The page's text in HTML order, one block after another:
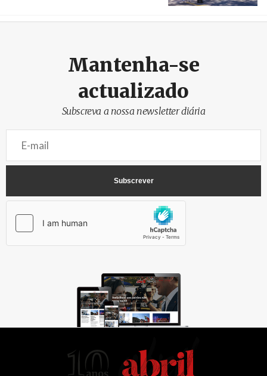
Mantenha-se
actualizado
Subscreva a nossa newsletter diária